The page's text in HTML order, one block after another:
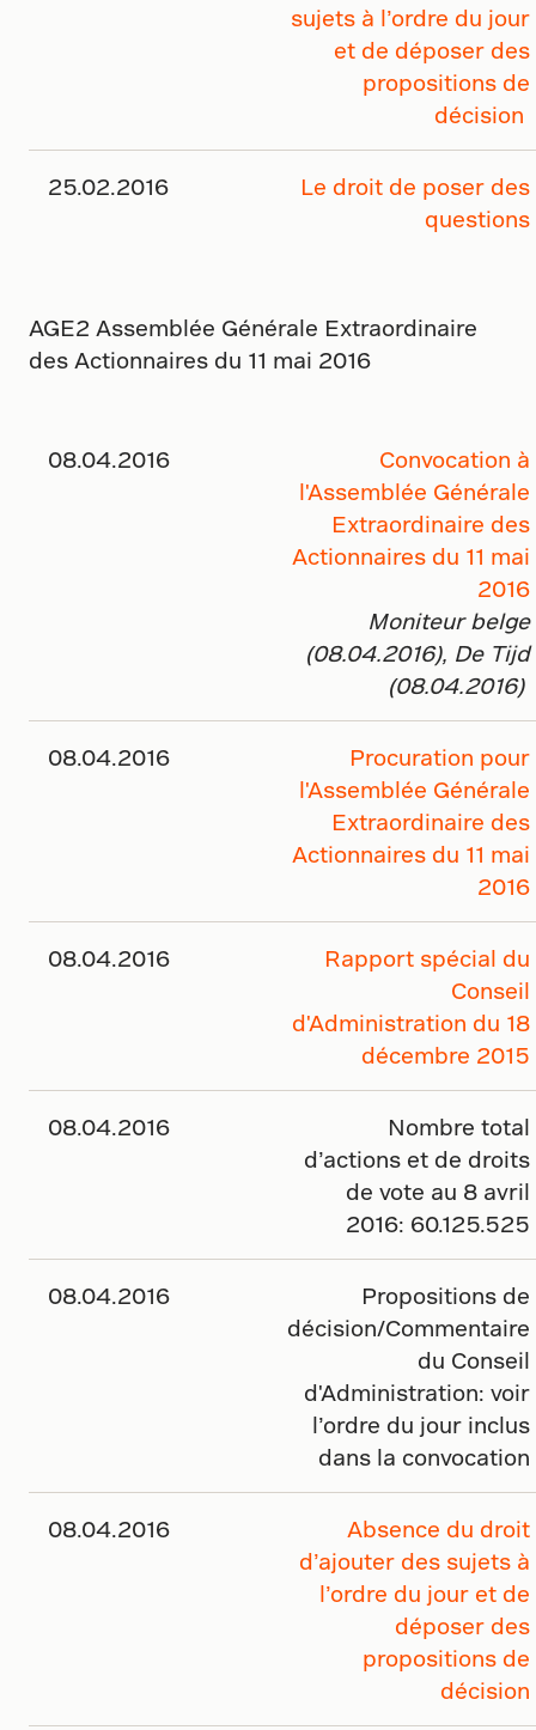
sujets à l’ordre du jour
et de déposer des
propositions de
décision
25.02.2016
Le droit de poser des
questions
AGE2 Assemblée Générale Extraordinaire
des Actionnaires du 11 mai 2016
08.04.2016
Convocation à
l'Assemblée Générale
Extraordinaire des
Actionnaires du 11 mai
2016
Moniteur belge
(08.04.2016), De Tijd
(08.04.2016)
08.04.2016
Procuration pour
l'Assemblée Générale
Extraordinaire des
Actionnaires du 11 mai
2016
08.04.2016
Rapport spécial du
Conseil
d'Administration du 18
décembre 2015
08.04.2016
Nombre total
d’actions et de droits
de vote au 8 avril
2016: 60.125.525
08.04.2016
Propositions de
décision/Commentaire
du Conseil
d'Administration: voir
l’ordre du jour inclus
dans la convocation
08.04.2016
Absence du droit
d’ajouter des sujets à
l’ordre du jour et de
déposer des
propositions de
décision